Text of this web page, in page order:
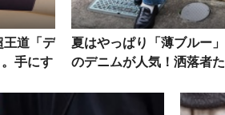
王道「デ
手にす
ラー
夏はやっぱり「薄ブルー」
のデニムが人気！洒落者た